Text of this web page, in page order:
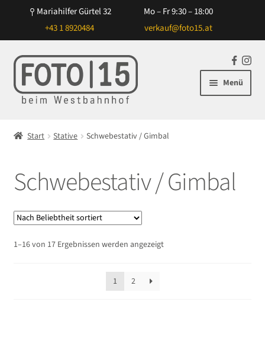
Mariahilfer Gürtel 32
Mo – Fr 9:30 – 18:00
+43 1 8920484
verkauf@foto15.at
Zur
Navigation
springen
Zum
Inhalt
springen
F
c
In
st
ag
Menü
Blitz/Licht
öffnen
Zubehör
Taschen/Rucksäcke
Start Stative Schwebestativ / Gimbal
Schwebestativ / Gimbal
1–16 von 17 Ergebnissen werden angezeigtNach
1
2